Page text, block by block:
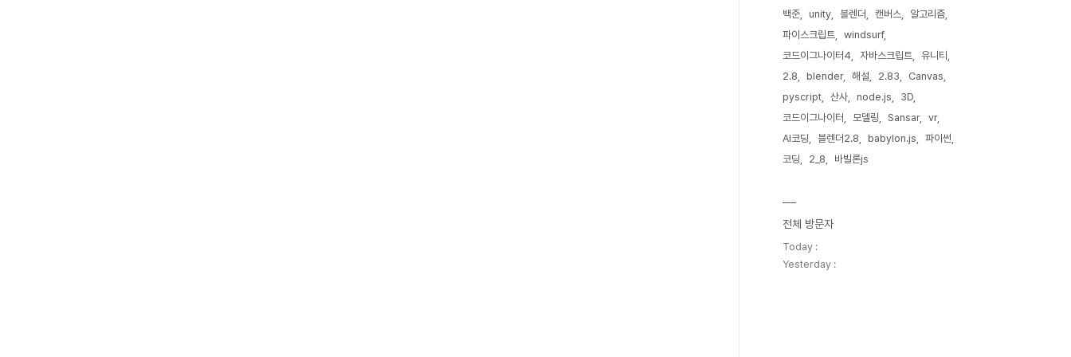
백준 unity 블렌더 캔버스
알고리즘
파이스크립트
windsurf
코드이그나이터4
자바스크립트
유니티
2.8
blender 해설 2.83
Canvas
pyscript
산사 node.js
3D
코드이그나이터
모델링 Sansar
vr
AI코딩
블렌더2.8 babylon.js
파이썬
코딩
2_8 바빌론js
전체 방문자
Today :
Yesterday :